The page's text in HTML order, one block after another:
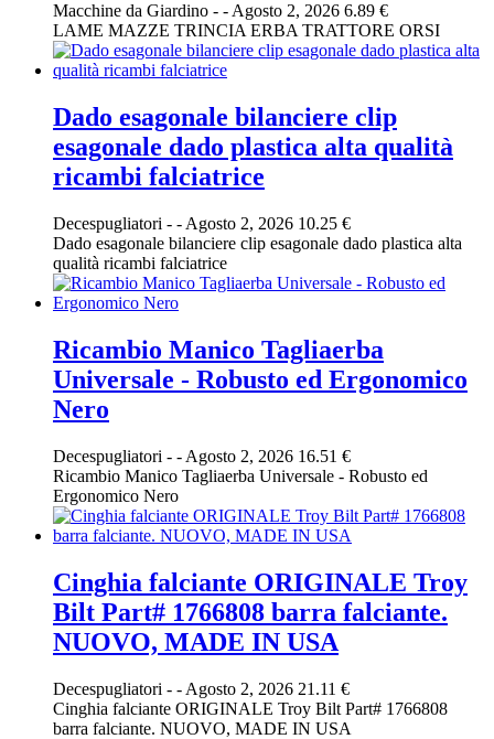
Macchine da Giardino - - Agosto 2, 2026 6.89 €
LAME MAZZE TRINCIA ERBA TRATTORE ORSI
Dado esagonale bilanciere clip
esagonale dado plastica alta qualità
ricambi falciatrice
Decespugliatori - - Agosto 2, 2026 10.25 €
Dado esagonale bilanciere clip esagonale dado plastica alta
qualità ricambi falciatrice
Ricambio Manico Tagliaerba
Universale - Robusto ed Ergonomico
Nero
Decespugliatori - - Agosto 2, 2026 16.51 €
Ricambio Manico Tagliaerba Universale - Robusto ed
Ergonomico Nero
Cinghia falciante ORIGINALE Troy
Bilt Part# 1766808 barra falciante.
NUOVO, MADE IN USA
Decespugliatori - - Agosto 2, 2026 21.11 €
Cinghia falciante ORIGINALE Troy Bilt Part# 1766808
barra falciante. NUOVO, MADE IN USA